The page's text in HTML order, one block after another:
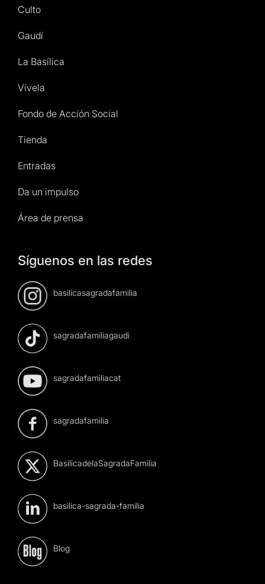
Culto
Gaudí
La Basílica
Vívela
Fondo de Acción Social
Tienda
Entradas
Da un impulso
Área de prensa
Síguenos en las redes
basilicasagradafamilia
sagradafamiliagaudi
sagradafamiliacat
sagradafamilia
BasilicadelaSagradaFamilia
basilica-sagrada-familia
Blog